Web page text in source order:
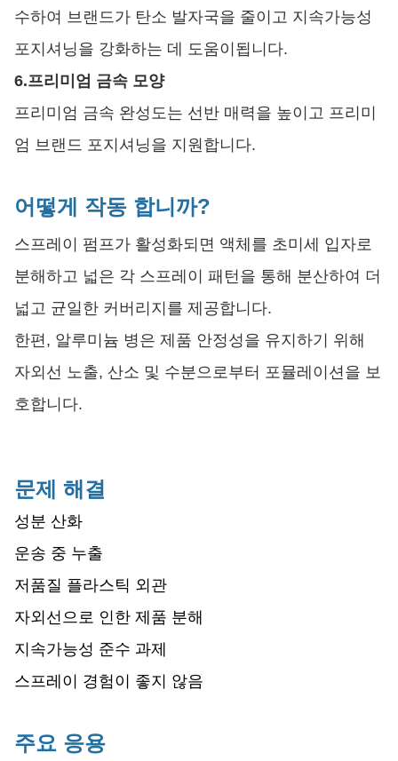
수하여 브랜드가 탄소 발자국을 줄이고 지속가능성
포지셔닝을 강화하는 데 도움이됩니다.
6.프리미엄 금속 모양
프리미엄 금속 완성도는 선반 매력을 높이고 프리미
엄 브랜드 포지셔닝을 지원합니다.
어떻게 작동 합니까?
스프레이 펌프가 활성화되면 액체를 초미세 입자로
분해하고 넓은 각 스프레이 패턴을 통해 분산하여 더
넓고 균일한 커버리지를 제공합니다.
한편, 알루미늄 병은 제품 안정성을 유지하기 위해
자외선 노출, 산소 및 수분으로부터 포뮬레이션을 보
호합니다.
문제 해결
성분 산화
운송 중 누출
저품질 플라스틱 외관
자외선으로 인한 제품 분해
지속가능성 준수 과제
스프레이 경험이 좋지 않음
주요 응용